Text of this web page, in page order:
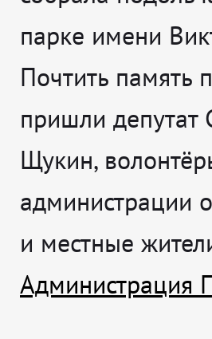
парке имени
Почтить память
пришли депутат
Щукин,
администрации
и местные
Администрация